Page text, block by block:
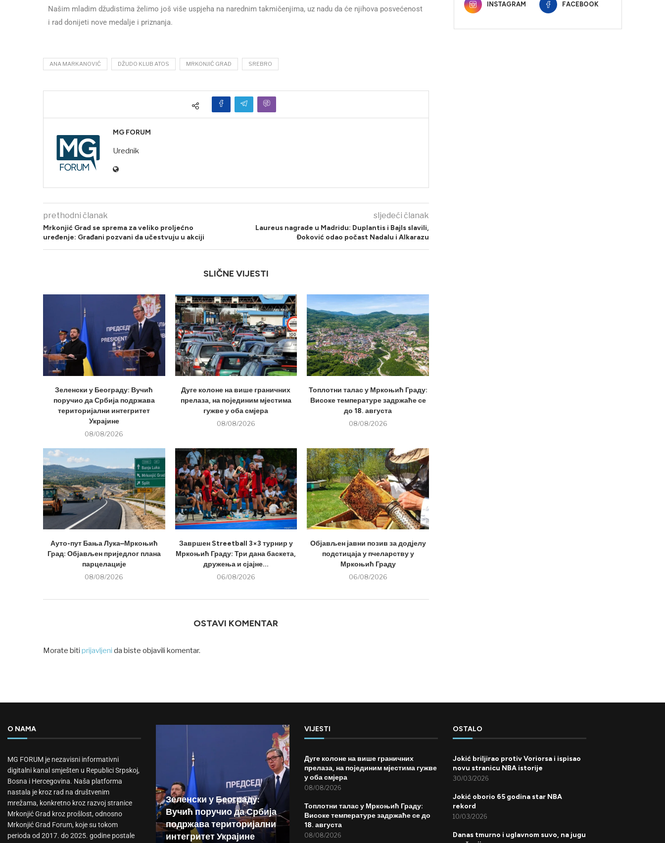
Našim mladim džudistima želimo još više uspjeha na narednim takmičenjima, uz nadu da će njihova posvećenost
i rad donijeti nove medalje i priznanja.
ANA MARKANOVIĆ DŽUDO KLUB ATOS MRKONJIĆ GRAD SREBRO
MG FORUM
Urednik
prethodni članak
Mrkonjić Grad se sprema za veliko proljećno
uređenje: Građani pozvani da učestvuju u akciji
sljedeći članak
Laureus nagrade u Madridu: Duplantis i Bajls slavili,
Đoković odao počast Nadalu i Alkarazu
SLIČNE VIJESTI
Зеленски у Београду: Вучић
поручио да Србија подржава
територијални интегритет
Украјине
08/08/2026
Дуге колоне на више граничних
прелаза, на појединим мјестима
гужве у оба смјера
08/08/2026
Топлотни талас у Мркоњић Граду:
Високе температуре задржаће се
до 18. августа
08/08/2026
Ауто-пут Бања Лука–Мркоњић
Град: Објављен приједлог плана
парцелације
08/08/2026
Завршен Streetball 3×3 турнир у
Мркоњић Граду: Три дана баскета,
дружења и сјајне...
06/08/2026
Објављен јавни позив за додјелу
подстицаја у пчеларству у
Мркоњић Граду
06/08/2026
OSTAVI KOMENTAR
Morate biti prijavljeni da biste objavili komentar.
INSTAGRAM FACEBOOK
O NAMA
MG FORUM je nezavisni informativni
digitalni kanal smješten u Republici Srpskoj,
Bosna i Hercegovina. Naša platforma
nastala je kroz rad na društvenim
mrežama, konkretno kroz razvoj stranice
Mrkonjić Grad kroz prošlost, odnosno
Mrkonjić Grad Forum, koje su tokom
perioda od 2017. do 2025. godine postale
Зеленски у Београду:
Вучић поручио да Србија
подржава територијални
интегритет Украјине
VIJESTI
Дуге колоне на више граничних
прелаза, на појединим мјестима гужве
у оба смјера
08/08/2026
Топлотни талас у Мркоњић Граду:
Високе температуре задржаће се до
18. августа
08/08/2026
OSTALO
Jokić briljirao protiv Voriorsa i ispisao
novu stranicu NBA istorije
30/03/2026
Jokić oborio 65 godina star NBA
rekord
10/03/2026
Danas tmurno i uglavnom suvo, na jugu